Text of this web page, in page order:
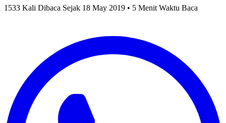
1533 Kali Dibaca Sejak 18 May 2019 • 5 Menit Waktu Baca